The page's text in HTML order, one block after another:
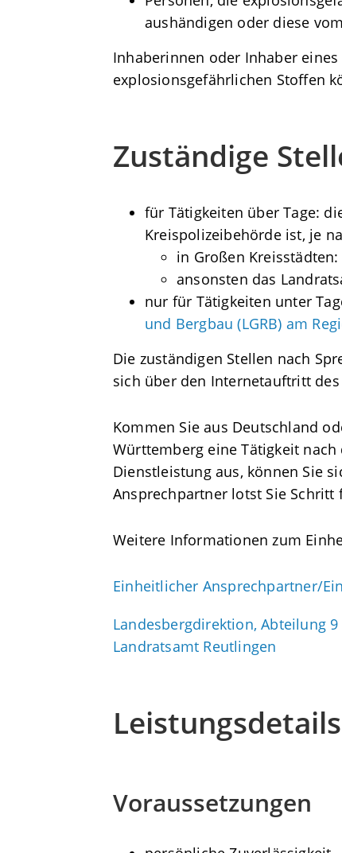
aushändigen oder diese
Inhaberinnen oder Inhaber
explosionsgefährlichen Stoffen
Zuständige
für Tätigkeiten über Tage:
Kreispolizeibehörde ist, je
in Großen
ansonsten das
nur für Tätigkeiten unter
und Bergbau (LGRB) am
Die zuständigen Stellen nach
sich über den Internetauftritt
Kommen Sie aus Deutschland
Württemberg eine Tätigkeit
Dienstleistung aus, können Sie
Ansprechpartner lotst Sie
Weitere Informationen zum
Einheitlicher Ansprechpartner/
Landesbergdirektion, Abteilung
Landratsamt Reutlingen
Leistungsdetails
Voraussetzungen